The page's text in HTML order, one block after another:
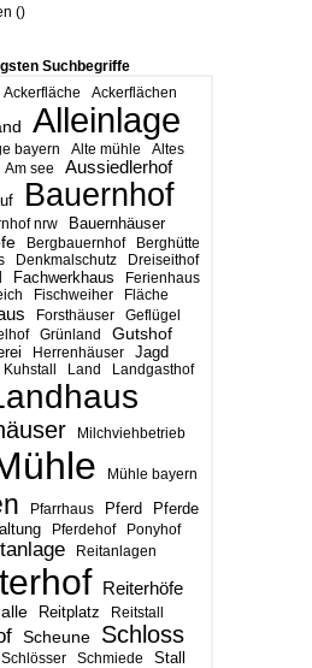
()
Suchbegriffe
Ackerfläche Ackerflächen
Alleinlage
bayern Alte mühle
Altes
Am see Aussiedlerhof
Bauernhof
nrw Bauernhäuser
Bergbauernhof
Berghütte
Denkmalschutz Dreiseithof
Fachwerkhaus
Ferienhaus
Fischweiher Fläche
Forsthäuser
Geflügel
Grünland
Gutshof
Herrenhäuser Jagd
Kuhstall Land Landgasthof
Milchviehbetrieb
Mühle bayern
Pfarrhaus Pferd Pferde
Pferdehof Ponyhof
Reitanlagen
Reiterhöfe
Reitplatz Reitstall
Scheune Schloss
Schlösser Schmiede Stall